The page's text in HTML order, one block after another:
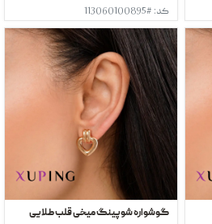
کد: #113060100895
گوشواره شوپینگ میخی قلب طلایی